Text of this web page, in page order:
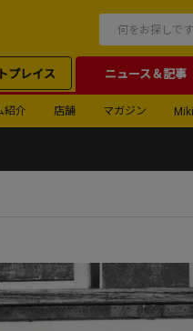
プレイス ニュース＆記事
紹介 店舗 マガジン